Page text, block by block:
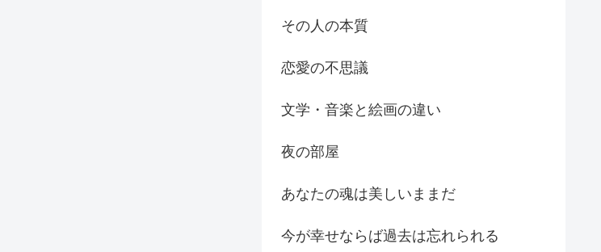
その人の本質
恋愛の不思議
文学・音楽と絵画の違い
夜の部屋
あなたの魂は美しいままだ
今が幸せならば過去は忘れられる